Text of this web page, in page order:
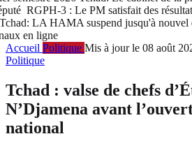
RGPH-3 : Le PM satisfait des résultats
LA HAMA suspend jusqu'à nouvel
en ligne
Accueil Politique Mis à jour le 08 août
Politique
Tchad : valse de chefs
N’Djamena avant
national